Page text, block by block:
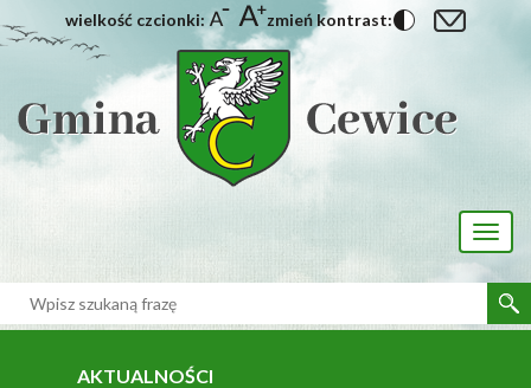
wielkość czcionki: zmień kontrast:
AKTUALNOŚCI
[interaktywna-mapa]